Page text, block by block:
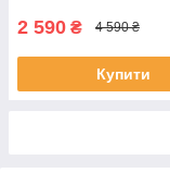
2 590 ₴ 4 590 ₴
Купити